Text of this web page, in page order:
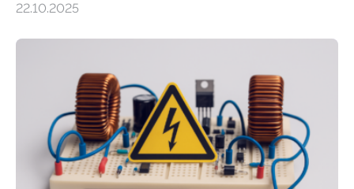
neuen EU-geförderten Transfer-Projekte zu
Energietechnologien werden vom Europäischen
Sozialfonds Plus (ESF+) gefördert – mit einer
Gesamtsumme von mehr als zwei Millionen Euro.
Damit zählt die Hochschule zu den großen
Gewinnerinnen der aktuellen Förderrunde des
Bayerischen Wissenschaftsministeriums. Im
Mittelpunkt steht der direkte Wissenstransfer: Neue
22.10.2025